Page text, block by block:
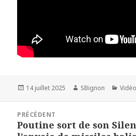
Publié
14 juillet 2025 Auteur
SBignon
l’article
PRÉCÉDENT
Article
Poutine sort de son